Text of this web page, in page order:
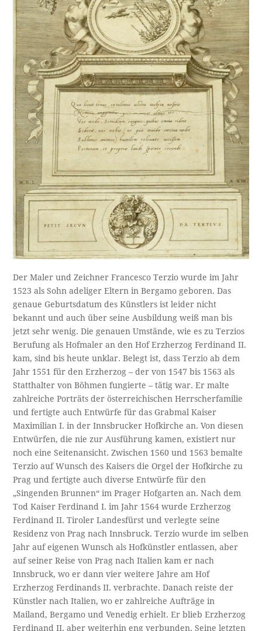
Der Maler und Zeichner Francesco Terzio wurde im Jahr
1523 als Sohn adeliger Eltern in Bergamo geboren. Das
genaue Geburtsdatum des Künstlers ist leider nicht
bekannt und auch über seine Ausbildung weiß man bis
jetzt sehr wenig. Die genauen Umstände, wie es zu Terzios
Berufung als Hofmaler an den Hof Erzherzog Ferdinand II.
kam, sind bis heute unklar. Belegt ist, dass Terzio ab dem
Jahr 1551 für den Erzherzog – der von 1547 bis 1563 als
Statthalter von Böhmen fungierte – tätig war. Er malte
zahlreiche Porträts der österreichischen Herrscherfamilie
und fertigte auch Entwürfe für das Grabmal Kaiser
Maximilian I. in der Innsbrucker Hofkirche an. Von diesen
Entwürfen, die nie zur Ausführung kamen, existiert nur
noch eine Seitenansicht. Zwischen 1560 und 1563 bemalte
Terzio auf Wunsch des Kaisers die Orgel der Hofkirche zu
Prag und fertigte auch diverse Entwürfe für den
„Singenden Brunnen“ im Prager Hofgarten an. Nach dem
Tod Kaiser Ferdinand I. im Jahr 1564 wurde Erzherzog
Ferdinand II. Tiroler Landesfürst und verlegte seine
Residenz von Prag nach Innsbruck. Terzio wurde im selben
Jahr auf eigenen Wunsch als Hofkünstler entlassen, aber
auf seiner Reise von Prag nach Italien kam er nach
Innsbruck, wo er dann vier weitere Jahre am Hof
Erzherzog Ferdinands II. verbrachte. Danach reiste der
Künstler nach Italien, wo er zahlreiche Aufträge in
Mailand, Bergamo und Venedig erhielt. Er blieb Erzherzog
Ferdinand II. aber weiterhin eng verbunden. Seine letzten